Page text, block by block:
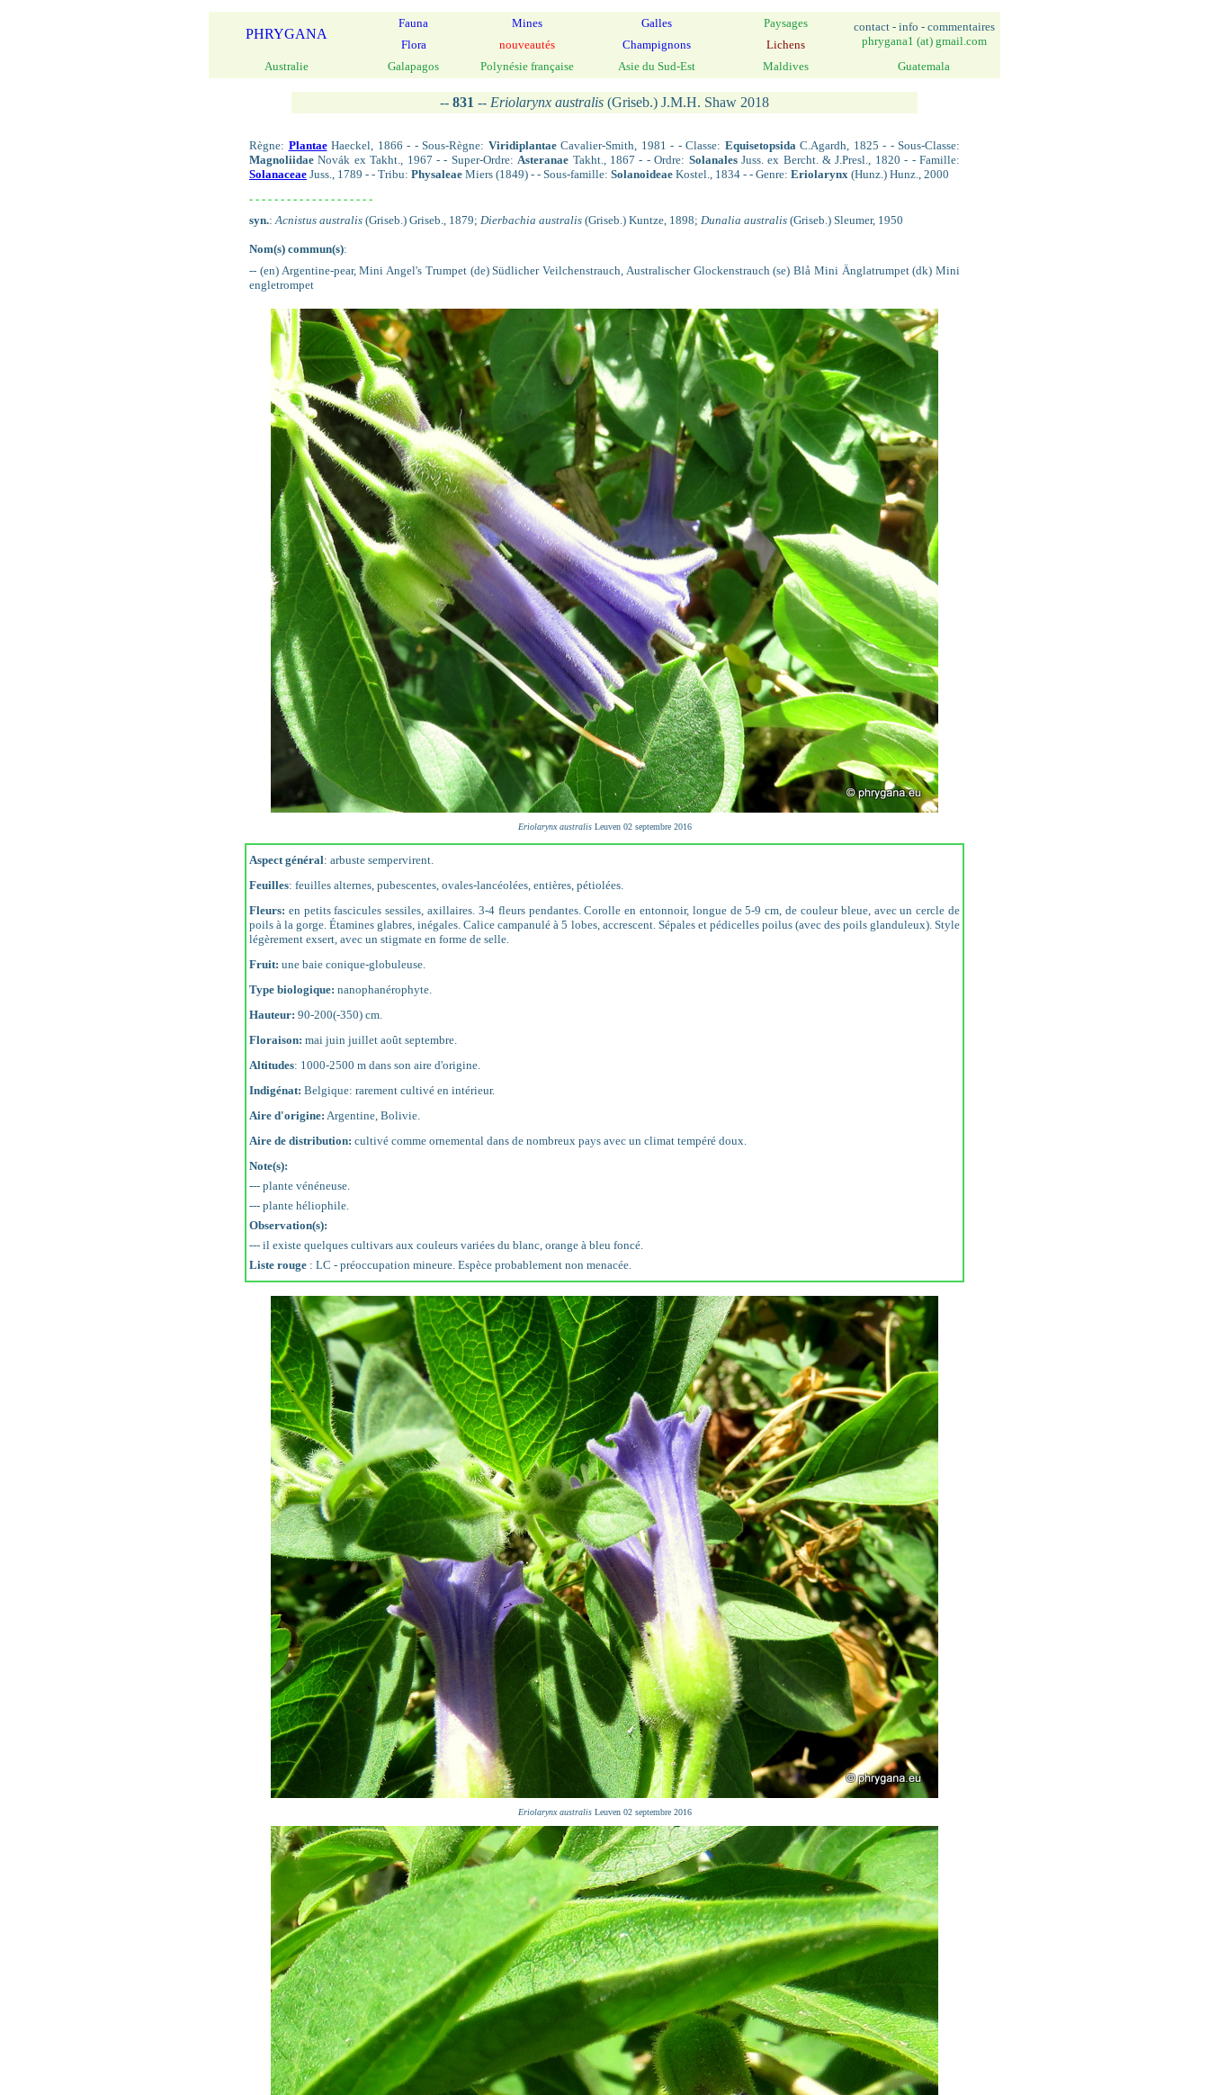
PHRYGANA
Fauna Mines Galles Paysages
contact - info - commentaires
phrygana1 (at) gmail.com
Flora nouveautés Champignons
Lichens
Australie
Galapagos Polynésie française Asie du Sud-Est Maldives Guatemala
-- 831 -- Eriolarynx australis (Griseb.) J.M.H. Shaw 2018
Règne: PlantaeHaeckel, 1866 - - Sous-Règne: ViridiplantaeCavalier-Smith, 1981 - - Classe: Equisetopsida C.Agardh, 1825 - - Sous-Classe:
Magnoliidae Novák ex Takht., 1967 - - Super-Ordre:Asteranae Takht., 1867 - - Ordre: Solanales Juss. ex Bercht. & J.Presl., 1820 - - Famille:
Solanaceae Juss., 1789 - - Tribu: Physaleae Miers (1849) - - Sous-famille: Solanoideae Kostel., 1834 - - Genre: Eriolarynx (Hunz.) Hunz., 2000
- - - - - - - - - - - - - - - - - - - -
syn.:Acnistus australis (Griseb.) Griseb., 1879; Dierbachia australis (Griseb.) Kuntze, 1898; Dunalia australis (Griseb.) Sleumer, 1950
Nom(s) commun(s):
-- (en) Argentine-pear, Mini Angel's Trumpet (de) Südlicher Veilchenstrauch, Australischer Glockenstrauch (se) Blå Mini Änglatrumpet (dk) Mini
engletrompet
Eriolarynx australis Leuven 02 septembre 2016
Aspect général: arbuste sempervirent.
Feuilles: feuilles alternes, pubescentes, ovales-lancéolées, entières, pétiolées.
Fleurs: en petits fascicules sessiles, axillaires. 3-4 fleurs pendantes. Corolle en entonnoir, longue de 5-9 cm, de couleur bleue, avec un cercle de
poils à la gorge. Étamines glabres, inégales. Calice campanulé à 5 lobes, accrescent. Sépales et pédicelles poilus (avec des poils glanduleux). Style
légèrement exsert, avec un stigmate en forme de selle.
Fruit: une baie conique-globuleuse.
Type biologique: nanophanérophyte.
Hauteur: 90-200(-350) cm.
Floraison: mai juin juillet août septembre.
Altitudes: 1000-2500 m dans son aire d'origine.
Indigénat: Belgique: rarement cultivé en intérieur.
Aire d'origine: Argentine, Bolivie.
Aire de distribution: cultivé comme ornemental dans de nombreux pays avec un climat tempéré doux.
Note(s):
--- plante vénéneuse.
--- plante héliophile.
Observation(s):
--- il existe quelques cultivars aux couleurs variées du blanc, orange à bleu foncé.
Liste rouge : LC - préoccupation mineure. Espèce probablement non menacée.
Eriolarynx australis Leuven 02 septembre 2016